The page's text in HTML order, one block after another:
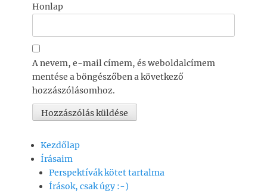
Honlap
A nevem, e-mail címem, és weboldalcímem
mentése a böngészőben a következő
hozzászólásomhoz.
Kezdőlap
Írásaim
Perspektívák kötet tartalma
Írások, csak úgy :-)